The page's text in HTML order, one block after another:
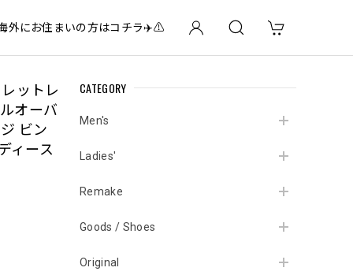
にお住まいの方はコチラ✈️⚠️
CATEGORY
Men's
Ladies'
Remake
Goods / Shoes
Original
ットレ
オーバ
ビン
ィース